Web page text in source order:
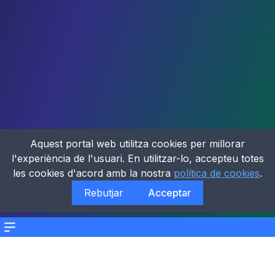
Menu
Aquest portal web utilitza cookies per millorar
l'experiència de l'usuari. En utilitzar-lo, accepteu totes
les cookies d'acord amb la nostra política de cookies.
Rebutjar
Acceptar